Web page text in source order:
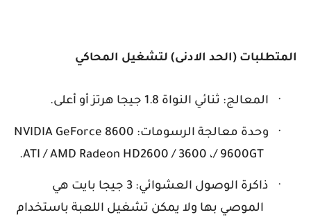
المتطلبات (الحد الادنى) لتشغيل المحاكي
· المعالج: ثنائي النواة 1.8 جيجا هرتز أو أعلى.
· وحدة معالجة الرسومات: NVIDIA GeForce 8600
/ 9600GT، ATI / AMD Radeon HD2600 / 3600
.
·
ذاكرة الوصول العشوائي: 3 جيجا بايت هي
الموصي بها ولا يمكن تشغيل اللعبة باستخدام